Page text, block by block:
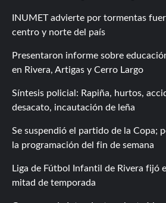
INUMET advierte por tormentas
centro y norte del país
Presentaron informe sobre
en Rivera, Artigas y Cerro Largo
Síntesis policial: Rapiña, hurtos,
desacato, incautación de leña
Se suspendió el partido de la Copa;
la programación del fin de semana
Liga de Fútbol Infantil de Rivera fijó
mitad de temporada